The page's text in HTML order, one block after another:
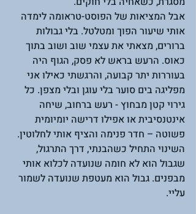
אבל המציאות של הפוסט-טראומה לימדה
אותי שיעור הפוך ומטלטל. בלי גבולות
ברורים, מצאתי את עצמי שוב ושוב בתוך
כאוס. הרעש בראש לא פסק, הגוף היה
בעוררות יתר קבועה, והרגשתי כאילו אני
מפליגה בים סוער בלי עוגן ובלי מצפן. כל
גירוי קטן מבחוץ - רעש ברחוב, שיחה
אינטנסיבית או אפילו דרישה יומיומית
פשוטה – חדר פנימה והציף אותי לחלוטין.
השינוי התחיל כשהבנתי, דרך התרגול,
שגבול הוא לא חומה שנועדה לכלוא אותי
מבפנים. גבול הוא מעטפת שנועדה לשמור
עליי.